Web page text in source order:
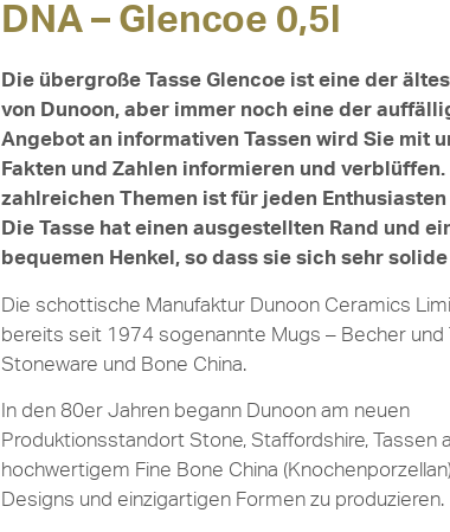
DNA – Glencoe 0,5l
Die übergroße Tasse Glencoe ist eine der
von Dunoon, aber immer noch eine der
Angebot an informativen Tassen wird Sie mit
Fakten und Zahlen informieren und verblüffen.
zahlreichen Themen ist für jeden
Die Tasse hat einen ausgestellten Rand und
bequemen Henkel, so dass sie sich sehr
Die schottische Manufaktur Dunoon Ceramics
bereits seit 1974 sogenannte Mugs – Becher und
Stoneware und Bone China.
In den 80er Jahren begann Dunoon am neuen
Produktionsstandort Stone, Staffordshire, Tassen
hochwertigem Fine Bone China
Designs und einzigartigen Formen zu produzieren.